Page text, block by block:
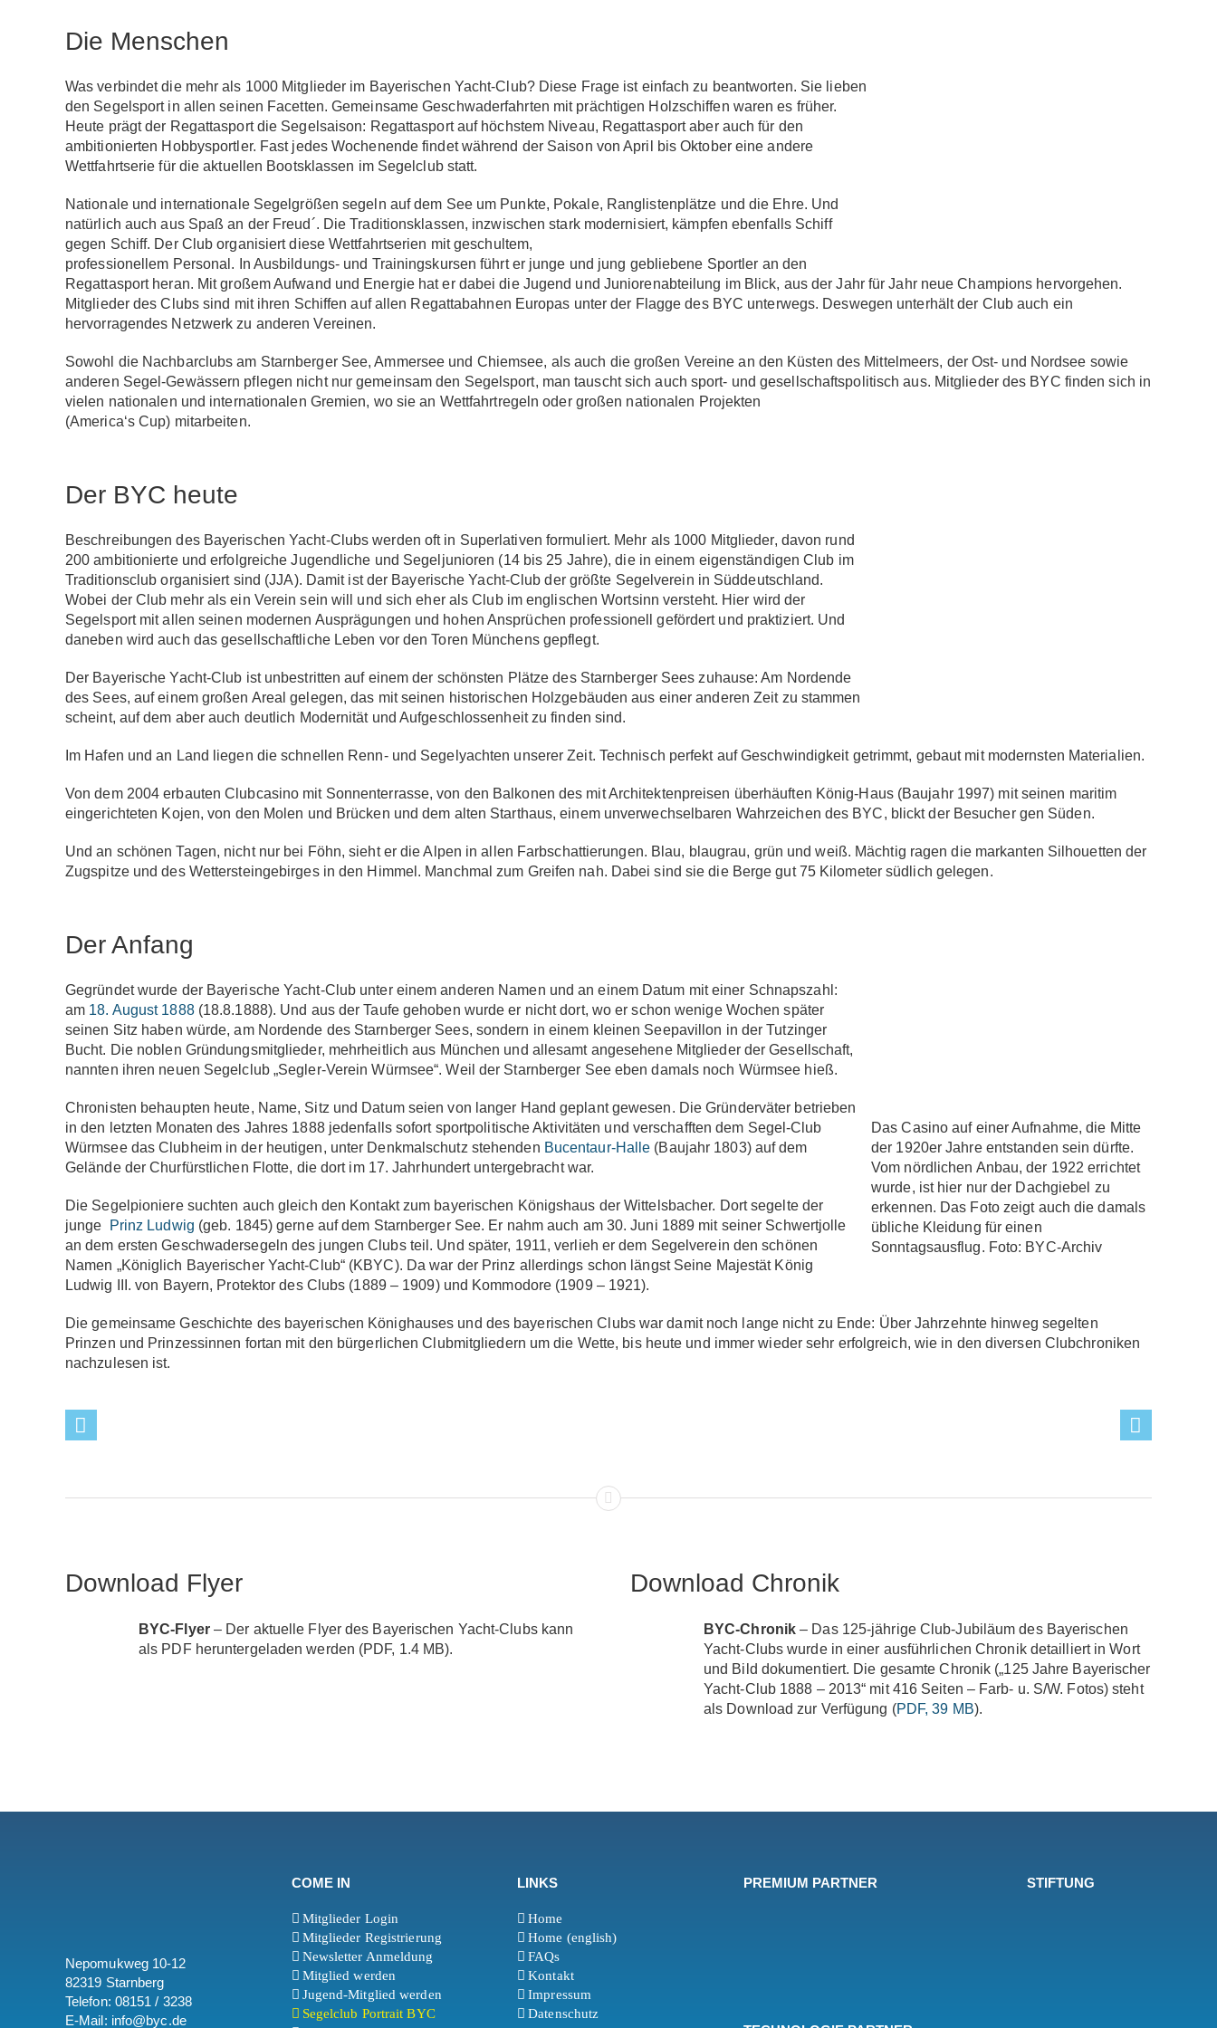
Die Menschen
Was verbindet die mehr als 1000 Mitglieder im Bayerischen Yacht-Club? Diese Frage ist einfach zu beantworten. Sie lieben
den Segelsport in allen seinen Facetten. Gemeinsame Geschwaderfahrten mit prächtigen Holzschiffen waren es früher.
Heute prägt der Regattasport die Segelsaison: Regattasport auf höchstem Niveau, Regattasport aber auch für den
ambitionierten Hobbysportler. Fast jedes Wochenende findet während der Saison von April bis Oktober eine andere
Wettfahrtserie für die aktuellen Bootsklassen im Segelclub statt.
Nationale und internationale Segelgrößen segeln auf dem See um Punkte, Pokale, Ranglistenplätze und die Ehre. Und
natürlich auch aus Spaß an der Freud´. Die Traditionsklassen, inzwischen stark modernisiert, kämpfen ebenfalls Schiff
gegen Schiff. Der Club organisiert diese Wettfahrtserien mit geschultem,
professionellem Personal. In Ausbildungs- und Trainingskursen führt er junge und jung gebliebene Sportler an den
Regattasport heran. Mit großem Aufwand und Energie hat er dabei die Jugend und Juniorenabteilung im Blick, aus der Jahr für Jahr neue Champions hervorgehen.
Mitglieder des Clubs sind mit ihren Schiffen auf allen Regattabahnen Europas unter der Flagge des BYC unterwegs. Deswegen unterhält der Club auch ein
hervorragendes Netzwerk zu anderen Vereinen.
Sowohl die Nachbarclubs am Starnberger See, Ammersee und Chiemsee, als auch die großen Vereine an den Küsten des Mittelmeers, der Ost- und Nordsee sowie
anderen Segel-Gewässern pflegen nicht nur gemeinsam den Segelsport, man tauscht sich auch sport- und gesellschaftspolitisch aus. Mitglieder des BYC finden sich in
vielen nationalen und internationalen Gremien, wo sie an Wettfahrtregeln oder großen nationalen Projekten
(America‘s Cup) mitarbeiten.
Der BYC heute
Beschreibungen des Bayerischen Yacht-Clubs werden oft in Superlativen formuliert. Mehr als 1000 Mitglieder, davon rund
200 ambitionierte und erfolgreiche Jugendliche und Segeljunioren (14 bis 25 Jahre), die in einem eigenständigen Club im
Traditionsclub organisiert sind (JJA). Damit ist der Bayerische Yacht-Club der größte Segelverein in Süddeutschland.
Wobei der Club mehr als ein Verein sein will und sich eher als Club im englischen Wortsinn versteht. Hier wird der
Segelsport mit allen seinen modernen Ausprägungen und hohen Ansprüchen professionell gefördert und praktiziert. Und
daneben wird auch das gesellschaftliche Leben vor den Toren Münchens gepflegt.
Der Bayerische Yacht-Club ist unbestritten auf einem der schönsten Plätze des Starnberger Sees zuhause: Am Nordende
des Sees, auf einem großen Areal gelegen, das mit seinen historischen Holzgebäuden aus einer anderen Zeit zu stammen
scheint, auf dem aber auch deutlich Modernität und Aufgeschlossenheit zu finden sind.
Im Hafen und an Land liegen die schnellen Renn- und Segelyachten unserer Zeit. Technisch perfekt auf Geschwindigkeit getrimmt, gebaut mit modernsten Materialien.
Von dem 2004 erbauten Clubcasino mit Sonnenterrasse, von den Balkonen des mit Architektenpreisen überhäuften König-Haus (Baujahr 1997) mit seinen maritim
eingerichteten Kojen, von den Molen und Brücken und dem alten Starthaus, einem unverwechselbaren Wahrzeichen des BYC, blickt der Besucher gen Süden.
Und an schönen Tagen, nicht nur bei Föhn, sieht er die Alpen in allen Farbschattierungen. Blau, blaugrau, grün und weiß. Mächtig ragen die markanten Silhouetten der
Zugspitze und des Wettersteingebirges in den Himmel. Manchmal zum Greifen nah. Dabei sind sie die Berge gut 75 Kilometer südlich gelegen.
Der Anfang
Das Casino auf einer Aufnahme, die Mitte
der 1920er Jahre entstanden sein dürfte.
Vom nördlichen Anbau, der 1922 errichtet
wurde, ist hier nur der Dachgiebel zu
erkennen. Das Foto zeigt auch die damals
übliche Kleidung für einen
Sonntagsausflug. Foto: BYC-Archiv
Gegründet wurde der Bayerische Yacht-Club unter einem anderen Namen und an einem Datum mit einer Schnapszahl:
am 18. August 1888(18.8.1888). Und aus der Taufe gehoben wurde er nicht dort, wo er schon wenige Wochen später
seinen Sitz haben würde, am Nordende des Starnberger Sees, sondern in einem kleinen Seepavillon in der Tutzinger
Bucht. Die noblen Gründungsmitglieder, mehrheitlich aus München und allesamt angesehene Mitglieder der Gesellschaft,
nannten ihren neuen Segelclub „Segler-Verein Würmsee“. Weil der Starnberger See eben damals noch Würmsee hieß.
Chronisten behaupten heute, Name, Sitz und Datum seien von langer Hand geplant gewesen. Die Gründerväter betrieben
in den letzten Monaten des Jahres 1888 jedenfalls sofort sportpolitische Aktivitäten und verschafften dem Segel-Club
Würmsee das Clubheim in der heutigen, unter Denkmalschutz stehenden Bucentaur-Halle (Baujahr 1803) auf dem
Gelände der Churfürstlichen Flotte, die dort im 17. Jahrhundert untergebracht war.
Die Segelpioniere suchten auch gleich den Kontakt zum bayerischen Königshaus der Wittelsbacher. Dort segelte der
junge
Prinz Ludwig (geb. 1845) gerne auf dem Starnberger See. Er nahm auch am 30. Juni 1889 mit seiner Schwertjolle
an dem ersten Geschwadersegeln des jungen Clubs teil. Und später, 1911, verlieh er dem Segelverein den schönen
Namen „Königlich Bayerischer Yacht-Club“ (KBYC). Da war der Prinz allerdings schon längst Seine Majestät König
Ludwig III. von Bayern, Protektor des Clubs (1889 – 1909) und Kommodore (1909 – 1921).
Die gemeinsame Geschichte des bayerischen Könighauses und des bayerischen Clubs war damit noch lange nicht zu Ende: Über Jahrzehnte hinweg segelten
Prinzen und Prinzessinnen fortan mit den bürgerlichen Clubmitgliedern um die Wette, bis heute und immer wieder sehr erfolgreich, wie in den diversen Clubchroniken
nachzulesen ist.
Download Flyer
BYC-Flyer– Der aktuelle Flyer des Bayerischen Yacht-Clubs kann
als PDF heruntergeladen werden (PDF, 1.4 MB).
Download Chronik
BYC-Chronik – Das 125-jährige Club-Jubiläum des Bayerischen
Yacht-Clubs wurde in einer ausführlichen Chronik detailliert in Wort
und Bild dokumentiert. Die gesamte Chronik („125 Jahre Bayerischer
Yacht-Club 1888 – 2013“ mit 416 Seiten – Farb- u. S/W. Fotos) steht
als Download zur Verfügung (PDF, 39 MB).
Nepomukweg 10-12
82319 Starnberg
Telefon: 08151 / 3238
E-Mail: info@byc.de
COME IN
Mitglieder Login
Mitglieder Registrierung
Newsletter Anmeldung
Mitglied werden
Jugend-Mitglied werden
Segelclub Portrait BYC
LINKS
Home
Home (english)
FAQs
Kontakt
Impressum
Datenschutz
PREMIUM PARTNER STIFTUNG